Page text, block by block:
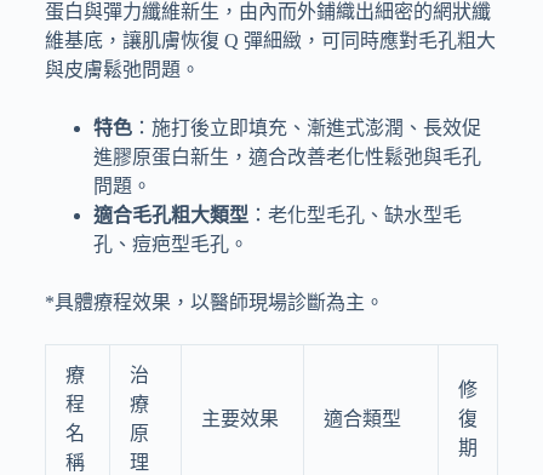
蛋白與彈力纖維新生，由內而外鋪織出細密的網狀纖
維基底，讓肌膚恢復 Q 彈細緻，可同時應對毛孔粗大
與皮膚鬆弛問題。
特色：施打後立即填充、漸進式澎潤、長效促
進膠原蛋白新生，適合改善老化性鬆弛與毛孔
問題。
適合毛孔粗大類型 ：老化型毛孔、缺水型毛
孔、痘疤型毛孔。
*具體療程效果，以醫師現場診斷為主。
療
程
名
稱
治
療
原
理
主要效果 適合類型
修
復
期